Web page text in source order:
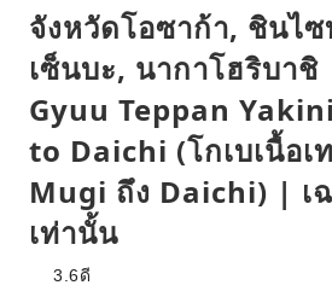
จังหวัดโอซาก้า, ชินไ
เซ็นบะ, นากาโฮริบา
Gyuu Teppan
to Daichi (โกเบเนื้อเ
Mugi ถึง Daichi) | เ
เท่านั้น
3.6ดี